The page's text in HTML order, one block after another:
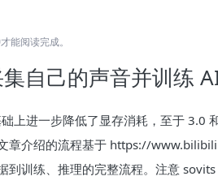
能阅读完成。
自己的声音并训练
上进一步降低了显存消耗，至于 3.0
章介绍的流程基于 https://
到训练、推理的完整流程。注意